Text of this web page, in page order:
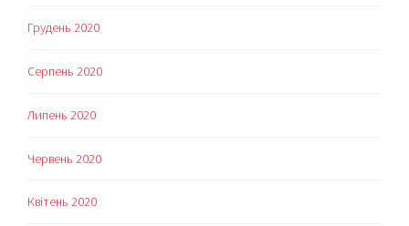
Грудень 2020
Серпень 2020
Липень 2020
Червень 2020
Квітень 2020